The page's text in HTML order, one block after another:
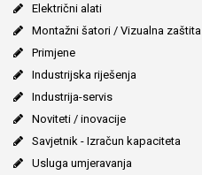
Električni alati
Montažni šatori / Vizualna zaštita
Primjene
Industrijska riješenja
Industrija-servis
Noviteti / inovacije
Savjetnik - Izračun kapaciteta
Usluga umjeravanja